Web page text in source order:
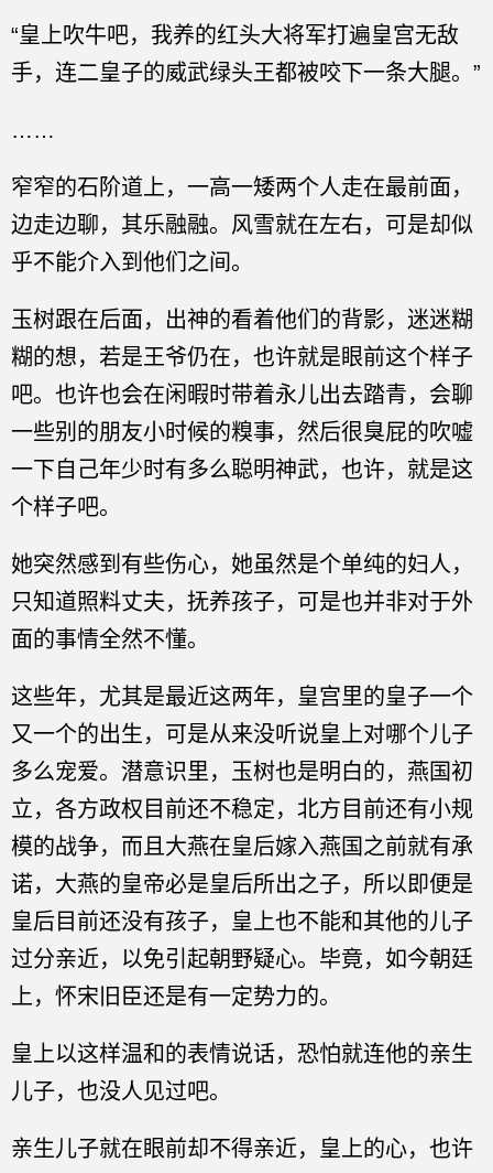
“皇上吹牛吧，我养的红头大将军打遍皇宫无敌
手，连二皇子的威武绿头王都被咬下一条大腿。”
……
窄窄的石阶道上，一高一矮两个人走在最前面，
边走边聊，其乐融融。风雪就在左右，可是却似
乎不能介入到他们之间。
玉树跟在后面，出神的看着他们的背影，迷迷糊
糊的想，若是王爷仍在，也许就是眼前这个样子
吧。也许也会在闲暇时带着永儿出去踏青，会聊
一些别的朋友小时候的糗事，然后很臭屁的吹嘘
一下自己年少时有多么聪明神武，也许，就是这
个样子吧。
她突然感到有些伤心，她虽然是个单纯的妇人，
只知道照料丈夫，抚养孩子，可是也并非对于外
面的事情全然不懂。
这些年，尤其是最近这两年，皇宫里的皇子一个
又一个的出生，可是从来没听说皇上对哪个儿子
多么宠爱。潜意识里，玉树也是明白的，燕国初
立，各方政权目前还不稳定，北方目前还有小规
模的战争，而且大燕在皇后嫁入燕国之前就有承
诺，大燕的皇帝必是皇后所出之子，所以即便是
皇后目前还没有孩子，皇上也不能和其他的儿子
过分亲近，以免引起朝野疑心。毕竟，如今朝廷
上，怀宋旧臣还是有一定势力的。
皇上以这样温和的表情说话，恐怕就连他的亲生
儿子，也没人见过吧。
亲生儿子就在眼前却不得亲近，皇上的心，也许